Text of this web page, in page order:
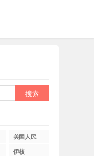
美国人民
伊核